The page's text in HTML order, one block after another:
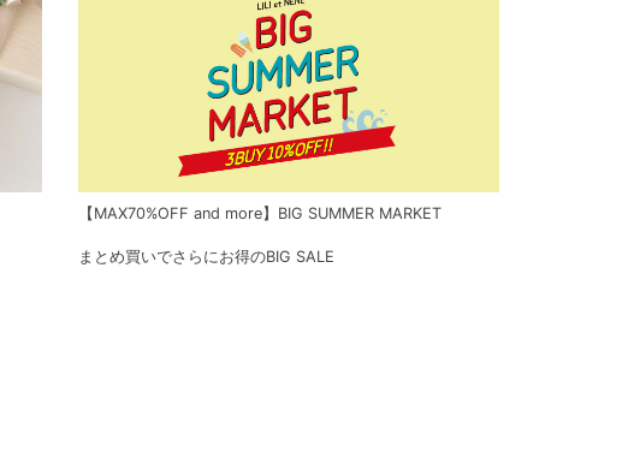
【MAX70%OFF and more】BIG SUMMER MARKET
まとめ買いでさらにお得のBIG SALE